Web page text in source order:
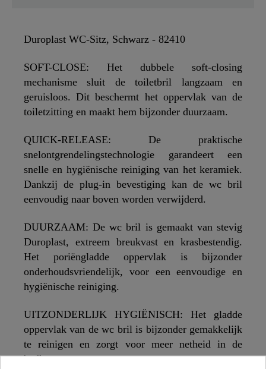
Duroplast WC-Sitz, Schwarz - 82410
SOFT-CLOSE: Het dubbele soft-closing
mechanisme sluit de toiletbril langzaam en
geruisloos. Dit beschermt het oppervlak van de
toiletzitting en maakt hem bijzonder duurzaam.
QUICK-RELEASE: De praktische
snelontgrendelingstechnologie garandeert een
snelle en hygiënische reiniging van het keramiek.
Dankzij de plug-in bevestiging kan de wc bril
eenvoudig naar boven worden verwijderd.
DUURZAAM: De wc bril is gemaakt van stevig
Duroplast, extreem breukvast en krasbestendig.
Het poriëngladde oppervlak is bijzonder
onderhoudsvriendelijk, voor een eenvoudige en
hygiënische reiniging.
UITZONDERLIJK HYGIËNISCH: Het gladde
oppervlak van de wc bril is bijzonder gemakkelijk
te reinigen en zorgt voor meer netheid in de
badkamer.